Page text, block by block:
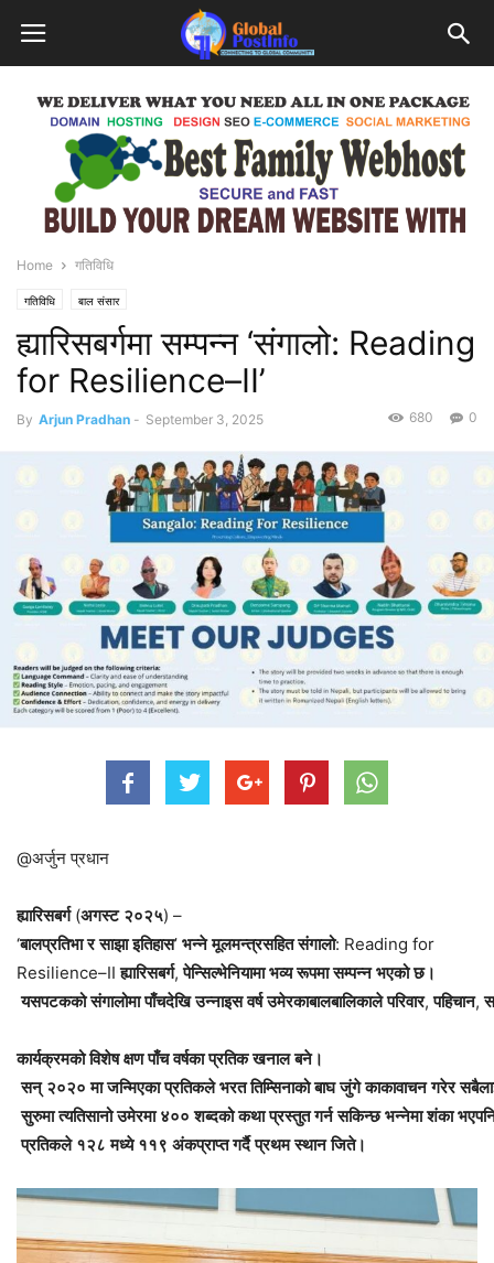
Home गतिविधि
गतिविधि बाल संसार
ह्यारिसबर्गमा सम्पन्न ‘संगालो: Reading
for Resilience–II’
By Arjun Pradhan - September 3, 2025 0
680
@अर्जुन प्रधान
ह्यारिसबर्ग(अगस्ट २०२५) –
‘बालप्रतिभा र साझा इतिहास’ भन्ने मूलमन्त्रसहित संगालो: Reading for
Resilience–IIह्यारिसबर्ग,पेन्सिल्भेनियामा भव्य रूपमा सम्पन्न भएको छ।
यसपटकको संगालोमा पाँचदेखि उन्नाइस वर्ष उमेरकाबालबालिकाले परिवार,पहिचान,
कार्यक्रमको विशेष क्षण पाँच वर्षका प्रतिक खनाल बने।
सन् २०२० मा जन्मिएका प्रतिकले भरत तिम्सिनाको बाघ जुंगे काकावाचन गरेर
सुरुमा त्यतिसानो उमेरमा ४०० शब्दको कथा प्रस्तुत गर्न सकिन्छ भन्नेमा शंका भए
प्रतिकले १२८ मध्ये ११९ अंकप्राप्त गर्दै प्रथम स्थान जिते।